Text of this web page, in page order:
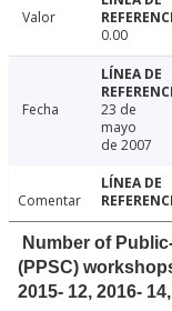
Valor
0.00
Fecha
23 de
mayo
de 2007
Comentar
Number of
(PPSC)
2015- 12, 2016-